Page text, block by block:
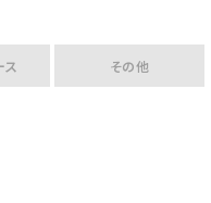
ス その他